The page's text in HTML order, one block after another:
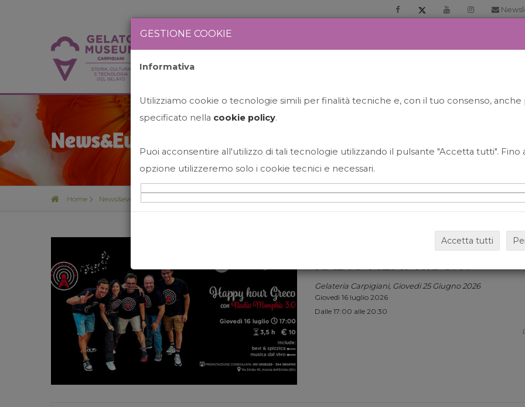
News&Events
Home News&events
HAPPY HOUR GRECO CON
RADIO MEMPHIS 3.0.
Gelateria Carpigiani, Giovedi 25 Giugno 2026
Giovedì 16 luglio 2026
Dalle 17:00 alle 20:30
GESTIONE COOKIE
Informativa
Utilizziamo cookie o tecnologie simili per finalità tecniche e, con il tuo consenso,
specificato nella cookie policy.
Puoi acconsentire all'utilizzo di tali tecnologie utilizzando il pulsante "Accetta tutti". Fino
opzione utilizzeremo solo i cookie tecnici e necessari.
Accetta tutti